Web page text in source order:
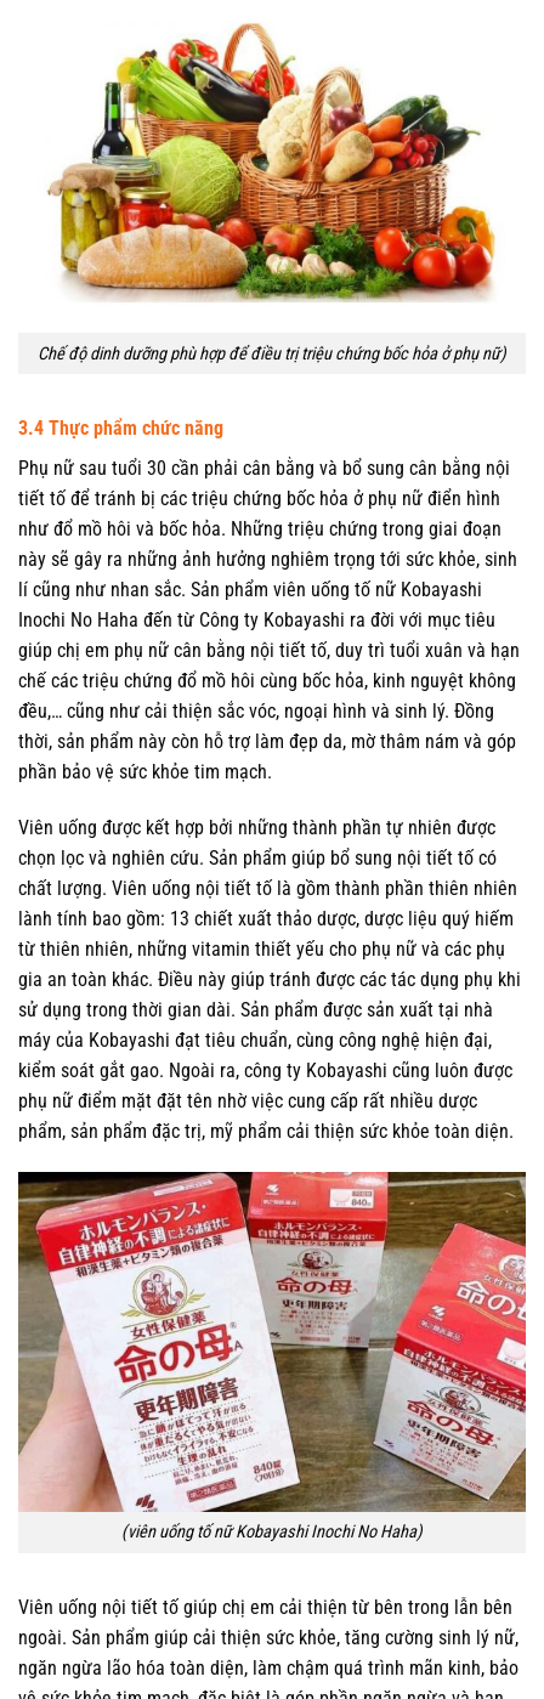
Chế độ dinh dưỡng phù hợp để điều trị triệu chứng bốc hỏa ở phụ nữ)
3.4 Thực phẩm chức năng
Phụ nữ sau tuổi 30 cần phải cân bằng và bổ sung cân bằng nội
tiết tố để tránh bị các triệu chứng bốc hỏa ở phụ nữ điển hình
như đổ mồ hôi và bốc hỏa. Những triệu chứng trong giai đoạn
này sẽ gây ra những ảnh hưởng nghiêm trọng tới sức khỏe, sinh
lí cũng như nhan sắc. Sản phẩm viên uống tố nữ Kobayashi
Inochi No Haha đến từ Công ty Kobayashi ra đời với mục tiêu
giúp chị em phụ nữ cân bằng nội tiết tố, duy trì tuổi xuân và hạn
chế các triệu chứng đổ mồ hôi cùng bốc hỏa, kinh nguyệt không
đều,… cũng như cải thiện sắc vóc, ngoại hình và sinh lý. Đồng
thời, sản phẩm này còn hỗ trợ làm đẹp da, mờ thâm nám và góp
phần bảo vệ sức khỏe tim mạch.
Viên uống được kết hợp bởi những thành phần tự nhiên được
chọn lọc và nghiên cứu. Sản phẩm giúp bổ sung nội tiết tố có
chất lượng. Viên uống nội tiết tố là gồm thành phần thiên nhiên
lành tính bao gồm: 13 chiết xuất thảo dược, dược liệu quý hiếm
từ thiên nhiên, những vitamin thiết yếu cho phụ nữ và các phụ
gia an toàn khác. Điều này giúp tránh được các tác dụng phụ khi
sử dụng trong thời gian dài. Sản phẩm được sản xuất tại nhà
máy của Kobayashi đạt tiêu chuẩn, cùng công nghệ hiện đại,
kiểm soát gắt gao. Ngoài ra, công ty Kobayashi cũng luôn được
phụ nữ điểm mặt đặt tên nhờ việc cung cấp rất nhiều dược
phẩm, sản phẩm đặc trị, mỹ phẩm cải thiện sức khỏe toàn diện.
(viên uống tố nữ Kobayashi Inochi No Haha)
Viên uống nội tiết tố giúp chị em cải thiện từ bên trong lẫn bên
ngoài. Sản phẩm giúp cải thiện sức khỏe, tăng cường sinh lý nữ,
ngăn ngừa lão hóa toàn diện, làm chậm quá trình mãn kinh, bảo